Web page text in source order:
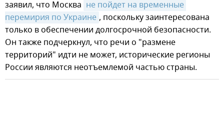
заявил, что Москва не пойдет на временные
перемирия по Украине , поскольку заинтересована
только в обеспечении долгосрочной безопасности.
Он также подчеркнул, что речи о "размене
территорий" идти не может, исторические регионы
России являются неотъемлемой частью страны.